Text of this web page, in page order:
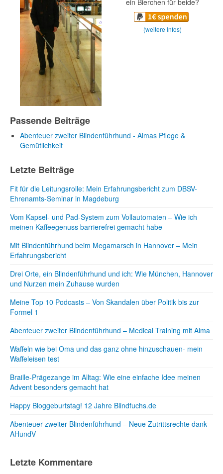
ein Bierchen für beide?
(weitere Infos)
Passende Beiträge
Abenteuer zweiter Blindenführhund - Almas Pflege &
Gemütlichkeit
Letzte Beiträge
Fit für die Leitungsrolle: Mein Erfahrungsbericht zum DBSV-
Ehrenamts-Seminar in Magdeburg
Vom Kapsel- und Pad-System zum Vollautomaten – Wie ich
meinen Kaffeegenuss barrierefrei gemacht habe
Mit Blindenführhund beim Megamarsch in Hannover – Mein
Erfahrungsbericht
Drei Orte, ein Blindenführhund und ich: Wie München, Hannover
und Nurzen mein Zuhause wurden
Meine Top 10 Podcasts – Von Skandalen über Politik bis zur
Formel 1
Abenteuer zweiter Blindenführhund – Medical Training mit Alma
Waffeln wie bei Oma und das ganz ohne hinzuschauen- mein
Waffeleisen test
Braille-Prägezange im Alltag: Wie eine einfache Idee meinen
Advent besonders gemacht hat
Happy Bloggeburtstag! 12 Jahre Blindfuchs.de
Abenteuer zweiter Blindenführhund – Neue Zutrittsrechte dank
AHundV
Letzte Kommentare